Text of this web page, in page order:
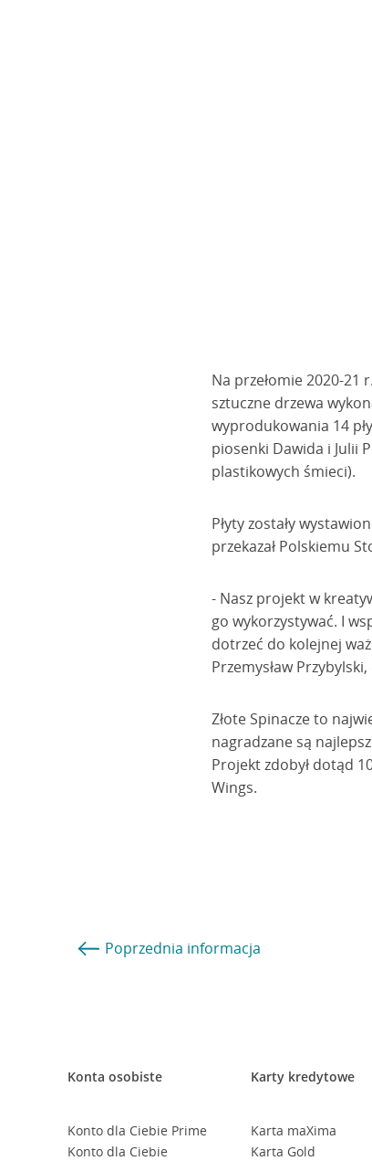
Na przełomie 2020-21
sztuczne drzewa
wyprodukowania 14
piosenki Dawida i Julii
plastikowych śmieci).
Płyty zostały
przekazał Polskiemu
- Nasz projekt w
go wykorzystywać. I
dotrzeć do kolejnej
Przemysław
Złote Spinacze to
nagradzane są
Projekt zdobył dotąd
Wings.
Poprzednia informacja
Konta osobiste
Konto dla Ciebie Prime
Konto dla Ciebie
Karty kredytowe
Karta maXima
Karta Gold